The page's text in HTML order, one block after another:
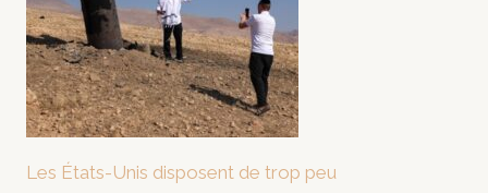
Les États-Unis disposent de trop peu